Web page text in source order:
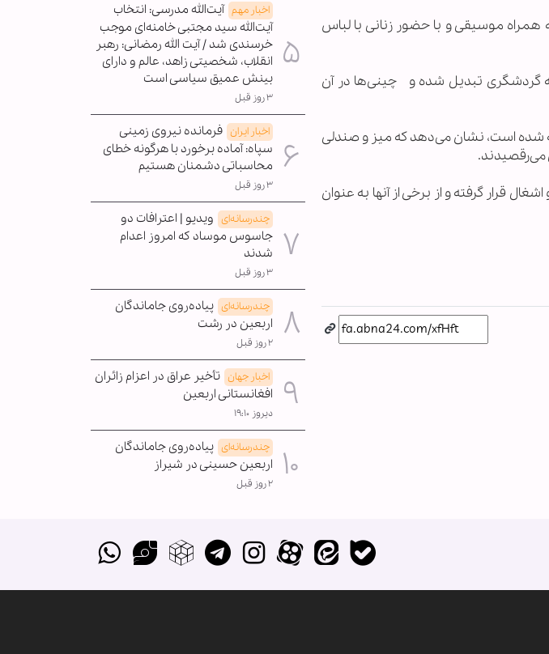
همراه موسیقی و با حضور زنانی با لباس
گردشگری تبدیل شده و چینی‌ها در آن
شده است، نشان می‌دهد که میز و صندلی
قرار گرفته و از برخی از آنها به عنوان
اخبار مهم آیت‌الله مدرسی: انتخاب
آیت‌الله سید مجتبی خامنه‌ای موجب
خرسندی شد / آیت الله رمضانی: رهبر
انقلاب، شخصیتی زاهد، عالم و دارای
بینش عمیق سیاسی است
۳ روز قبل
اخبار ایران فرمانده نیروی زمینی
سپاه: آماده برخورد با هرگونه خطای
محاسباتی دشمنان هستیم
۳ روز قبل
چندرسانه‌ای ویدیو | اعترافات دو
جاسوس موساد که امروز اعدام
شدند
۳ روز قبل
چندرسانه‌ای پیاده‌روی جاماندگان
اربعین در رشت
۲ روز قبل
اخبار جهان تأخیر عراق در اعزام زائران
افغانستانی اربعین
دیروز ۱۹:۱۰
چندرسانه‌ای پیاده‌روی جاماندگان
اربعین حسینی در شیراز
۲ روز قبل